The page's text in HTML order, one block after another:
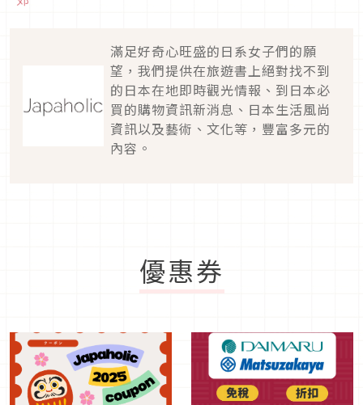
滿足好奇心旺盛的日系女子們的願
望，我們提供在旅遊書上絕對找不到
的日本在地即時觀光情報、到日本必
買的購物資訊新消息、日本生活風尚
資訊以及藝術、文化等，豐富多元的
內容。
優惠券